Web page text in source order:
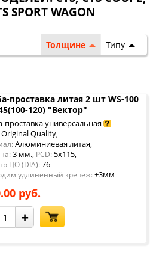
SPORT WAGON
Толщине Типу
проставка литая 2 шт WS-100
120) "Вектор"
универсальная
Original Quality,
Алюминиевая литая,
3 мм., PCD: 5x115,
ЦО (DIA): 76
удлиненный крепеж: +3мм
руб.
+